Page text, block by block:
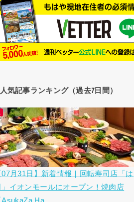
人気記事ランキング（過去7日間）
07月31日】新着情報｜回転寿司店「
」イオンモールにオープン！焼肉店
AsukaZa Ha...